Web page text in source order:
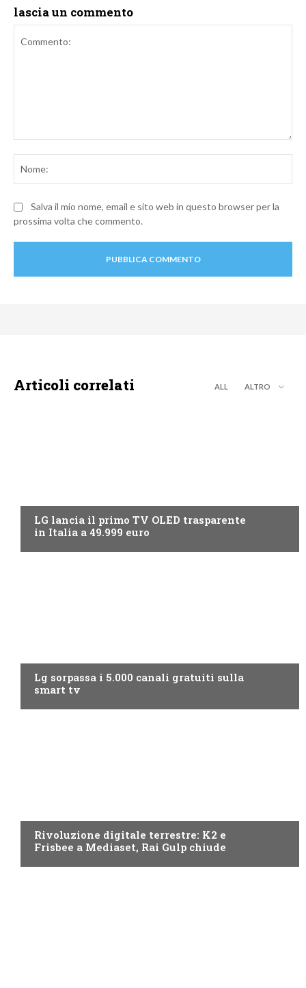
lascia un commento
Salva il mio nome, email e sito web in questo browser per la
prossima volta che commento.
Articoli correlati ALL ALTRO
LG lancia il primo TV OLED trasparente
in Italia a 49.999 euro
Lg sorpassa i 5.000 canali gratuiti sulla
smart tv
Rivoluzione digitale terrestre: K2 e
Frisbee a Mediaset, Rai Gulp chiude